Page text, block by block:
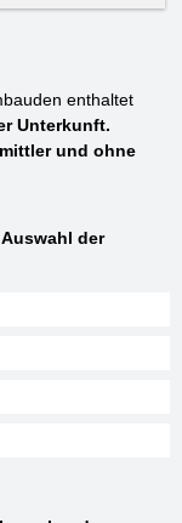
enthaltet
Unterkunft.
und ohne
der